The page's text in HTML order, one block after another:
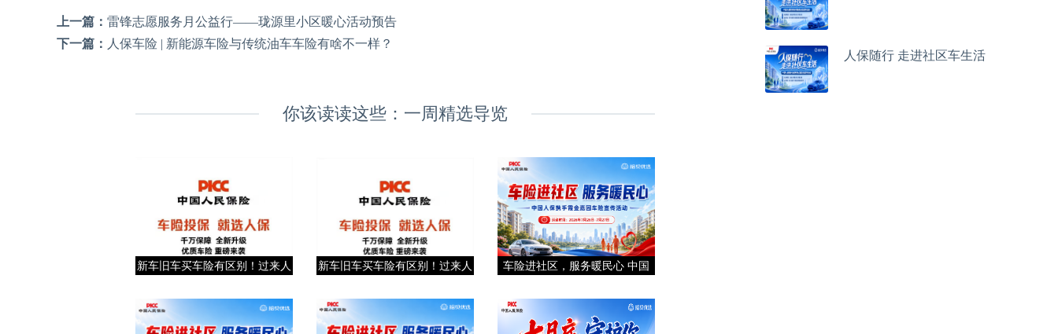
上一篇： 雷锋志愿服务月公益行——珑源里小区暖心活动预告
下一篇： 人保车险 | 新能源车险与传统油车车险有啥不一样？
你该读读这些：一周精选导览
新车旧车买车险有区别！过来人 新车旧车买车险有区别！过来人 车险进社区，服务暖民心 中国
人保随行 走进社区车生活